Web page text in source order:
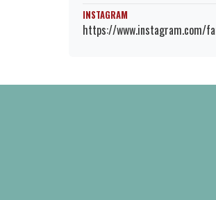
INSTAGRAM
https://www.instagram.com/